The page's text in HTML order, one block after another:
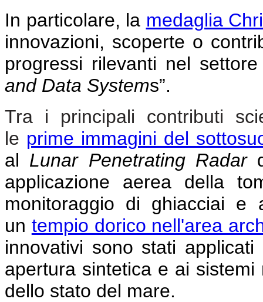
In particolare, la medaglia
innovazioni, scoperte o
progressi rilevanti nel
and Data Systems”.
Tra i principali contributi
le prime immagini del
al Lunar Penetrating Radar
applicazione aerea della
monitoraggio di ghiacciai e
un tempio dorico nell'area
innovativi sono stati
apertura sintetica e ai
dello stato del mare.